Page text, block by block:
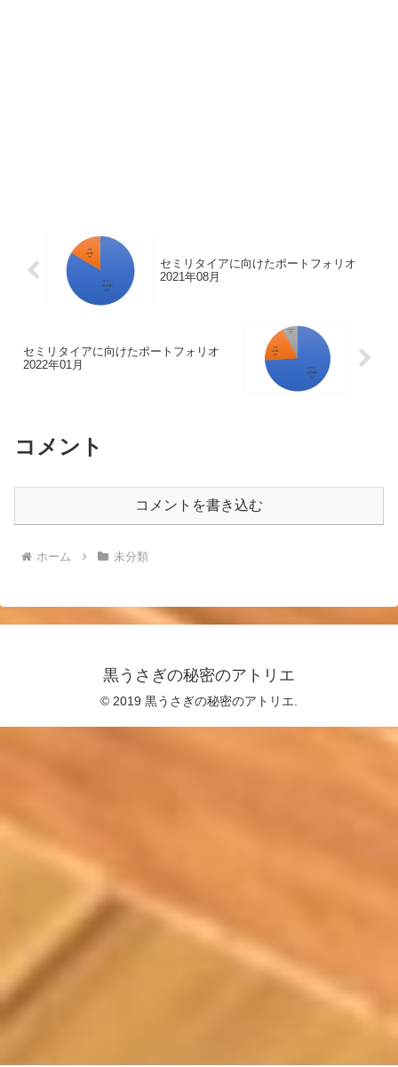
セミリタイアに向けたポートフォリオ
2021年08月
セミリタイアに向けたポートフォリオ
2022年01月
コメント
コメントを書き込む
ホーム 未分類
黒うさぎの秘密のアトリエ
© 2019 黒うさぎの秘密のアトリエ.